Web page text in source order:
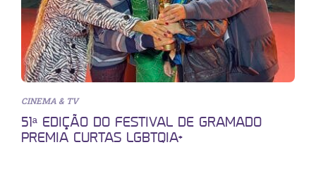
CINEMA & TV
51ª EDIÇÃO DO FESTIVAL DE GRAMADO
PREMIA CURTAS LGBTQIA+